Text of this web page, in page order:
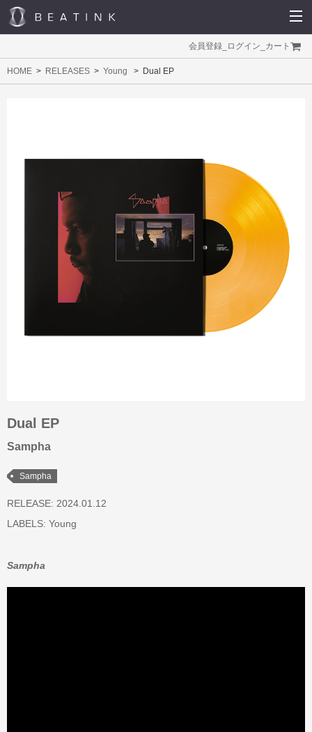
会員登録 ログイン カート
HOME RELEASES Young Dual EP
Dual EP
Sampha
Sampha
RELEASE: 2024.01.12
LABELS: Young
Sampha